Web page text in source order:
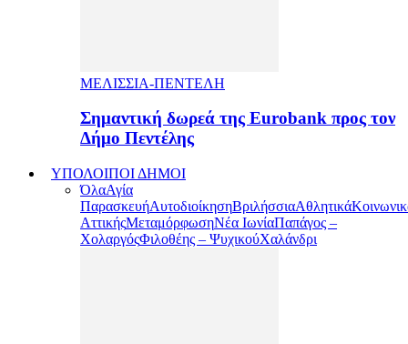
ΜΕΛΙΣΣΙΑ-ΠΕΝΤΕΛΗ
Σημαντική δωρεά της Eurobank προς τον
Δήμο Πεντέλης
ΥΠΟΛΟΙΠΟΙ ΔΗΜΟΙ
ΌλαΑγία
ΠαρασκευήΑυτοδιοίκησηΒριλήσσιαΑθλητικά
ΑττικήςΜεταμόρφωσηΝέα ΙωνίαΠαπάγος –
ΧολαργόςΦιλοθέης – ΨυχικούΧαλάνδρι